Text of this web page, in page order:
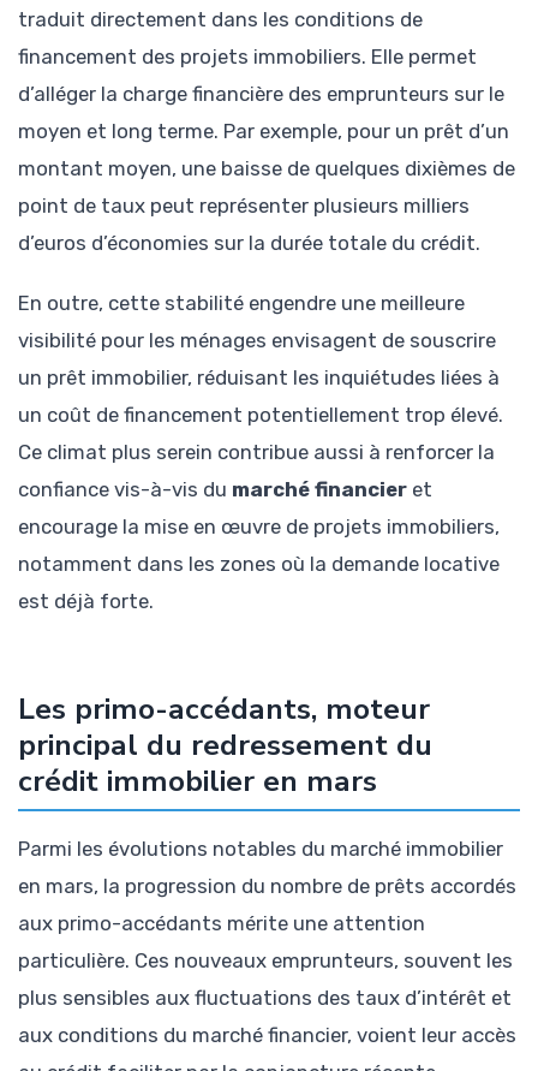
traduit directement dans les conditions de
financement des projets immobiliers. Elle permet
d’alléger la charge financière des emprunteurs sur le
moyen et long terme. Par exemple, pour un prêt d’un
montant moyen, une baisse de quelques dixièmes de
point de taux peut représenter plusieurs milliers
d’euros d’économies sur la durée totale du crédit.
En outre, cette stabilité engendre une meilleure
visibilité pour les ménages envisagent de souscrire
un prêt immobilier, réduisant les inquiétudes liées à
un coût de financement potentiellement trop élevé.
Ce climat plus serein contribue aussi à renforcer la
confiance vis-à-vis du marché financier et
encourage la mise en œuvre de projets immobiliers,
notamment dans les zones où la demande locative
est déjà forte.
Les primo-accédants, moteur
principal du redressement du
crédit immobilier en mars
Parmi les évolutions notables du marché immobilier
en mars, la progression du nombre de prêts accordés
aux primo-accédants mérite une attention
particulière. Ces nouveaux emprunteurs, souvent les
plus sensibles aux fluctuations des taux d’intérêt et
aux conditions du marché financier, voient leur accès